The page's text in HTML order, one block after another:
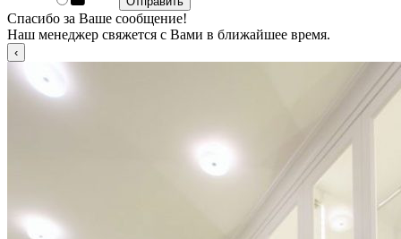
Спасибо за Ваше сообщение!
Наш менеджер свяжется с Вами в ближайшее время.